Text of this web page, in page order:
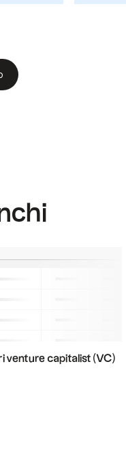
venture capitalist (VC)